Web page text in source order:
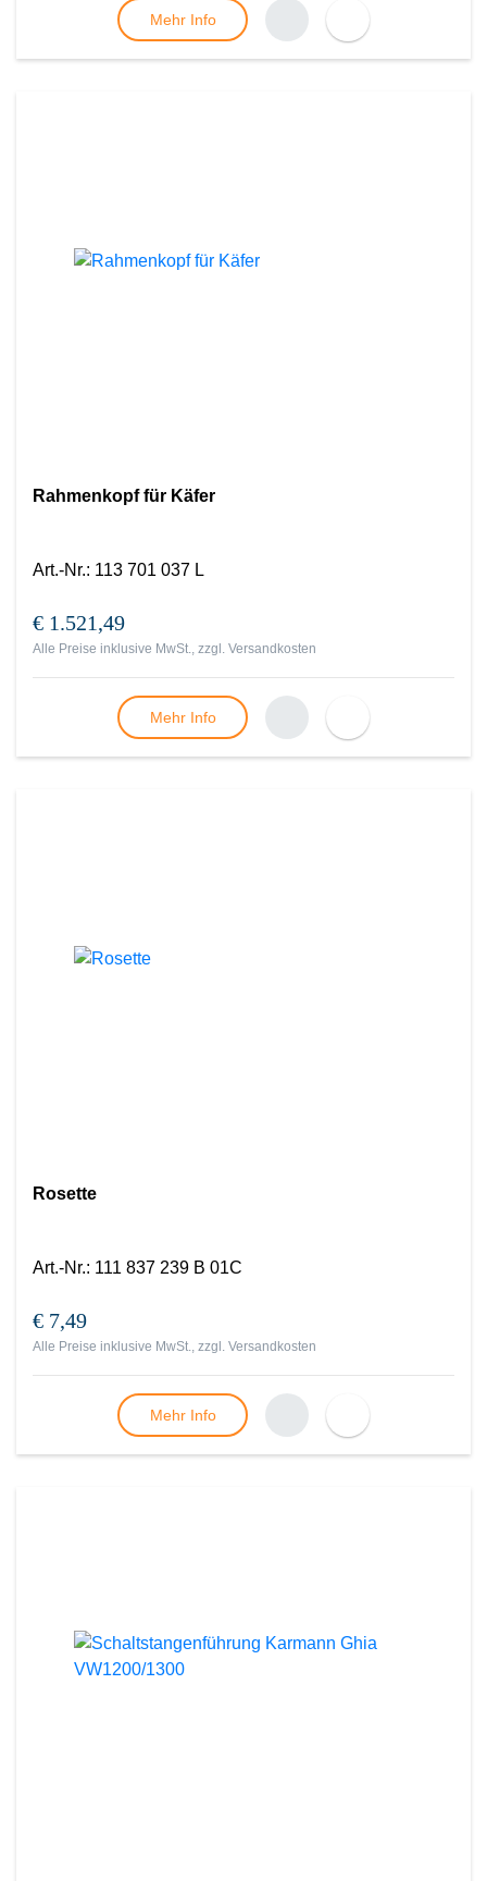
Mehr Info
Rahmenkopf für Käfer
Art.-Nr.: 113 701 037 L
€ 1.521,49
Alle Preise inklusive MwSt., zzgl. Versandkosten
Mehr Info
Rosette
Art.-Nr.: 111 837 239 B 01C
€ 7,49
Alle Preise inklusive MwSt., zzgl. Versandkosten
Mehr Info